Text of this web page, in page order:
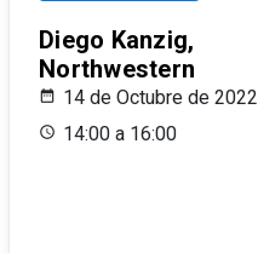
Diego Kanzig,
Northwestern
14 de Octubre de 2022
14:00 a 16:00